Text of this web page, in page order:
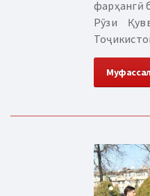
фарҳангӣ
Рӯзи